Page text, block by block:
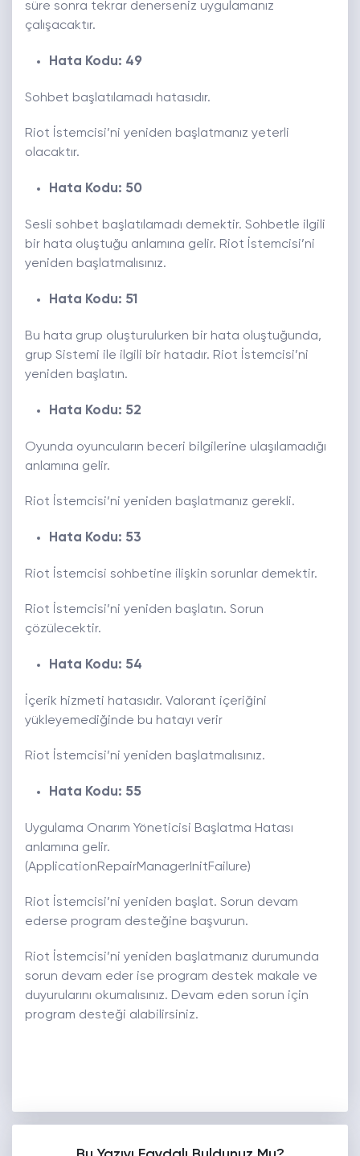
süre sonra tekrar denerseniz uygulamanız
çalışacaktır.
Hata Kodu: 49
Sohbet başlatılamadı hatasıdır.
Riot İstemcisi’ni yeniden başlatmanız yeterli
olacaktır.
Hata Kodu: 50
Sesli sohbet başlatılamadı demektir. Sohbetle ilgili
bir hata oluştuğu anlamına gelir. Riot İstemcisi’ni
yeniden başlatmalısınız.
Hata Kodu: 51
Bu hata grup oluşturulurken bir hata oluştuğunda,
grup Sistemi ile ilgili bir hatadır. Riot İstemcisi’ni
yeniden başlatın.
Hata Kodu: 52
Oyunda oyuncuların beceri bilgilerine ulaşılamadığı
anlamına gelir.
Riot İstemcisi’ni yeniden başlatmanız gerekli.
Hata Kodu: 53
Riot İstemcisi sohbetine ilişkin sorunlar demektir.
Riot İstemcisi’ni yeniden başlatın. Sorun
çözülecektir.
Hata Kodu: 54
İçerik hizmeti hatasıdır. Valorant içeriğini
yükleyemediğinde bu hatayı verir
Riot İstemcisi’ni yeniden başlatmalısınız.
Hata Kodu: 55
Uygulama Onarım Yöneticisi Başlatma Hatası
anlamına gelir.
(ApplicationRepairManagerInitFailure)
Riot İstemcisi’ni yeniden başlat. Sorun devam
ederse program desteğine başvurun.
Riot İstemcisi’ni yeniden başlatmanız durumunda
sorun devam eder ise program destek makale ve
duyurularını okumalısınız. Devam eden sorun için
program desteği alabilirsiniz.